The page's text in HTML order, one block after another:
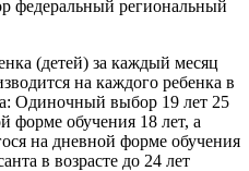
федеральный региональный
(детей) за каждый месяц
на каждого ребенка в
Одиночный выбор 19 лет 25
форме обучения 18 лет, а
на дневной форме обучения
в возрасте до 24 лет